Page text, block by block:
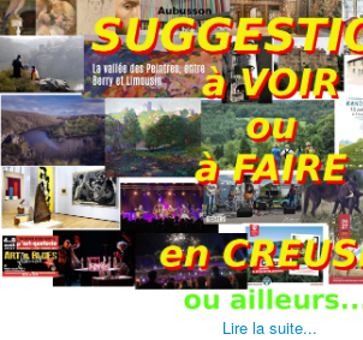
Lire la suite...